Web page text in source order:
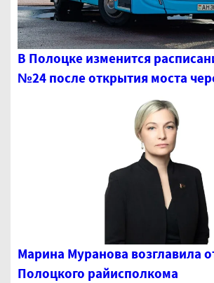
В Полоцке изменится
№24 после открытия моста
Марина Муранова возглавила
Полоцкого райисполкома